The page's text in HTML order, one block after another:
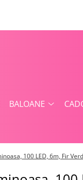
BALOANE
100 LED, 6m, Fir